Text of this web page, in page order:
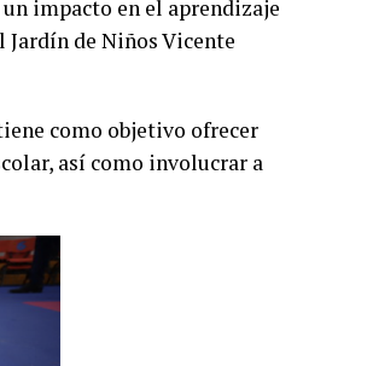
impacto en el aprendizaje
de Niños Vicente
como objetivo ofrecer
así como involucrar a